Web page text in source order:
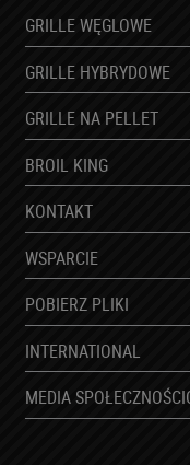
brak podania
Podane dane nie
GRILLE WĘGLOWE
GRILLE HYBRYDOWE
GRILLE NA PELLET
BROIL KING
KONTAKT
WSPARCIE
POBIERZ PLIKI
INTERNATIONAL
MEDIA